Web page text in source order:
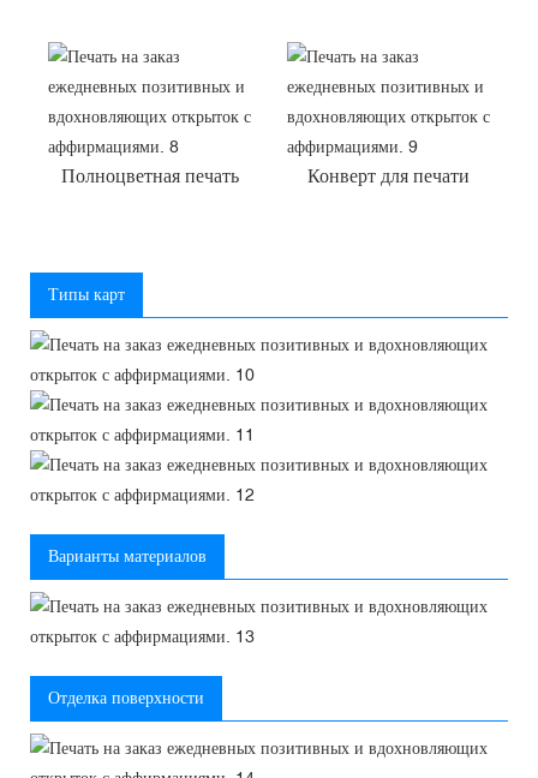
Полноцветная печать Конверт для печати
Типы карт
Варианты материалов
Отделка поверхности